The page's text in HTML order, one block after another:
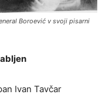
Boroević v svoji pisarni
Ivan Tavčar